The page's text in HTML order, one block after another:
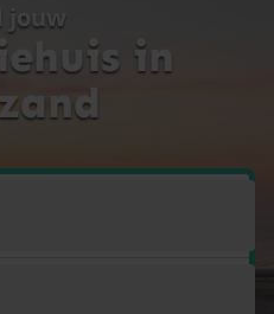
jouw
in